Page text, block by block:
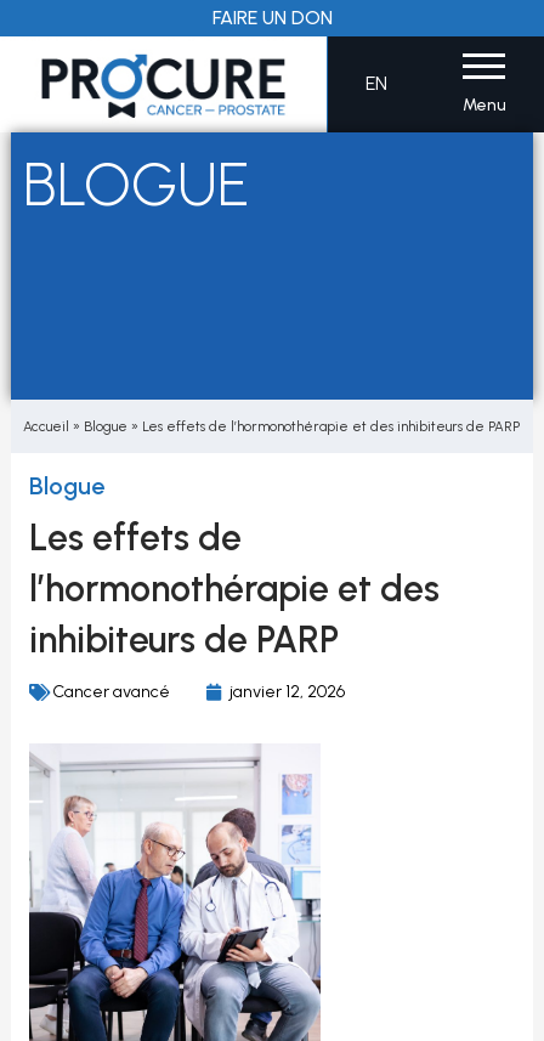
au
contenu
FAIRE UN DON
EN
Menu
BLOGUE
Accueil » Blogue » Les effets de l’hormonothérapie et des inhibiteurs de PARP
Blogue
Les effets de
l’hormonothérapie et des
inhibiteurs de PARP
Cancer avancé janvier 12, 2026